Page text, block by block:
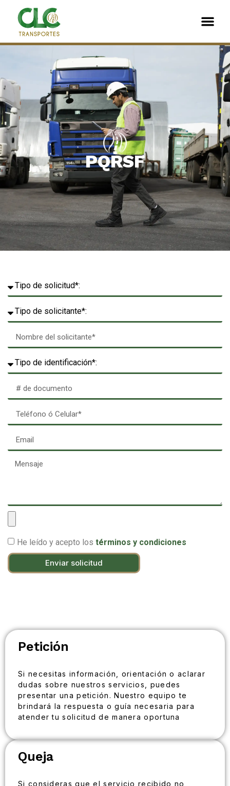
PQRSF
He leído y acepto los términos y condiciones
Enviar solicitud
Petición
Si necesitas información, orientación o aclarar
dudas sobre nuestros servicios, puedes
presentar una petición. Nuestro equipo te
brindará la respuesta o guía necesaria para
atender tu solicitud de manera oportuna
Queja
Si consideras que el servicio recibido no